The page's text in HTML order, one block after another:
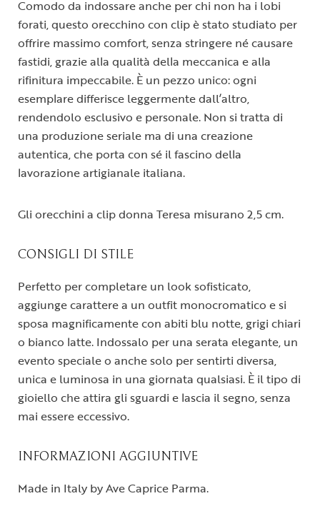
Comodo da indossare anche per chi non ha i lobi
forati, questo orecchino con clip è stato studiato per
offrire massimo comfort, senza stringere né causare
fastidi, grazie alla qualità della meccanica e alla
rifinitura impeccabile. È un pezzo unico: ogni
esemplare differisce leggermente dall’altro,
rendendolo esclusivo e personale. Non si tratta di
una produzione seriale ma di una creazione
autentica, che porta con sé il fascino della
lavorazione artigianale italiana.
Gli orecchini a clip donna Teresa misurano 2,5 cm.
CONSIGLI DI STILE
Perfetto per completare un look sofisticato,
aggiunge carattere a un outfit monocromatico e si
sposa magnificamente con abiti blu notte, grigi chiari
o bianco latte. Indossalo per una serata elegante, un
evento speciale o anche solo per sentirti diversa,
unica e luminosa in una giornata qualsiasi. È il tipo di
gioiello che attira gli sguardi e lascia il segno, senza
mai essere eccessivo.
INFORMAZIONI AGGIUNTIVE
Made in Italy by Ave Caprice Parma.